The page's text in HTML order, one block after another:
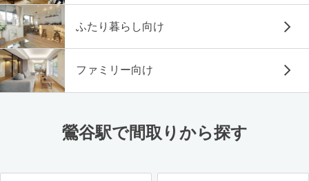
ふたり暮らし向け
ファミリー向け
鶯谷駅で間取りから探す